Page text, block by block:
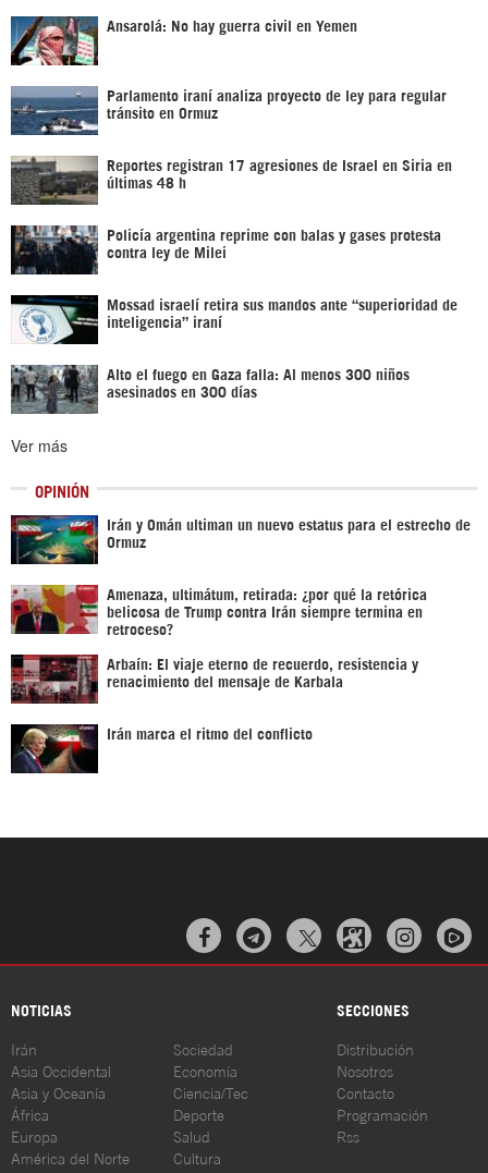
Ansarolá: No hay guerra civil en Yemen
Parlamento iraní analiza proyecto de ley para regular
tránsito en Ormuz
Reportes registran 17 agresiones de Israel en Siria en
últimas 48 h
Policía argentina reprime con balas y gases protesta
contra ley de Milei
Mossad israelí retira sus mandos ante “superioridad de
inteligencia” iraní
Alto el fuego en Gaza falla: Al menos 300 niños
asesinados en 300 días
Ver más
OPINIÓN
Irán y Omán ultiman un nuevo estatus para el estrecho de
Ormuz
Amenaza, ultimátum, retirada: ¿por qué la retórica
belicosa de Trump contra Irán siempre termina en
retroceso?
Arbaín: El viaje eterno de recuerdo, resistencia y
renacimiento del mensaje de Karbala
Irán marca el ritmo del conflicto
  
NOTICIAS SECCIONES
Irán
Asia Occidental
Asia y Oceanía
África
Europa
América del Norte
Sociedad
Economía
Ciencia/Tec
Deporte
Salud
Cultura
Distribución
Nosotros
Contacto
Programación
Rss